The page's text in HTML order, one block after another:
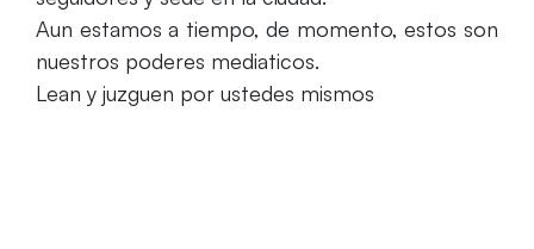
Aun estamos a tiempo, de momento, estos son
nuestros poderes mediaticos.
Lean y juzguen por ustedes mismos